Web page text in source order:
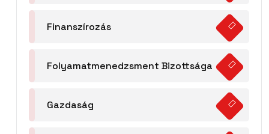
Finanszírozás
Folyamatmenedzsment Bizottsága
Gazdaság